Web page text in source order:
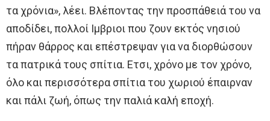
τα χρόνια», λέει. Βλέποντας την προσπάθειά του να
αποδίδει, πολλοί Ιμβριοι που ζουν εκτός νησιού
πήραν θάρρος και επέστρεψαν για να διορθώσουν
τα πατρικά τους σπίτια. Ετσι, χρόνο με τον χρόνο,
όλο και περισσότερα σπίτια του χωριού έπαιρναν
και πάλι ζωή, όπως την παλιά καλή εποχή.